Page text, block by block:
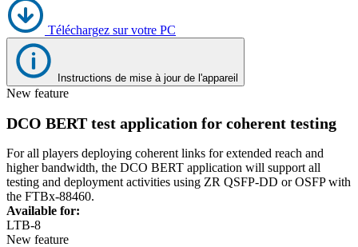
Suppliers
Téléchargez sur votre PC
Instructions de mise à jour de l'appareil
New feature
DCO BERT test application for coherent testing
For all players deploying coherent links for extended reach and
higher bandwidth, the DCO BERT application will support all
testing and deployment activities using ZR QSFP-DD or OSFP with
the FTBx-88460.
Available for:
LTB-8
New feature